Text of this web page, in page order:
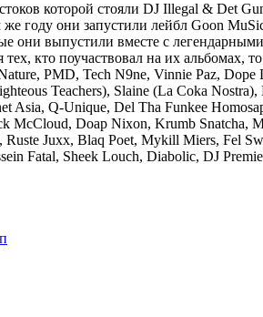
которой стояли DJ Illegal & Det
году они запустили лейбл Goon
они выпустили вместе с
кто поучаствовал на их альбомах,
PMD, Tech N9ne, Vinnie Paz,
Teachers), Slaine (La Coka
Asia, Q-Unique, Del Tha Funkee
Doap Nixon, Krumb Snatcha,
Juxx, Blaq Poet, Mykill Miers, Fel
Fatal, Sheek Louch, Diabolic, DJ